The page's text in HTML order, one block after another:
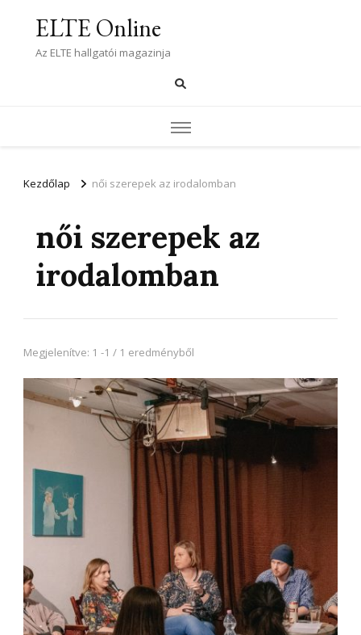
ELTE Online
Az ELTE hallgatói magazinja
Kezdőlap női szerepek az irodalomban
női szerepek az
irodalomban
Megjelenítve: 1 -1 / 1 eredményből